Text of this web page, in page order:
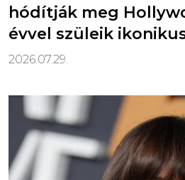
hódítják meg
évvel szüleik
2026.07.29.